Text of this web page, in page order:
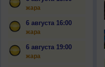
жара
6 августа 16:00
жара
6 августа 19:00
жара